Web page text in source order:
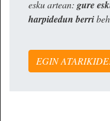
esku artean: gure
harpidedun berri
EGIN